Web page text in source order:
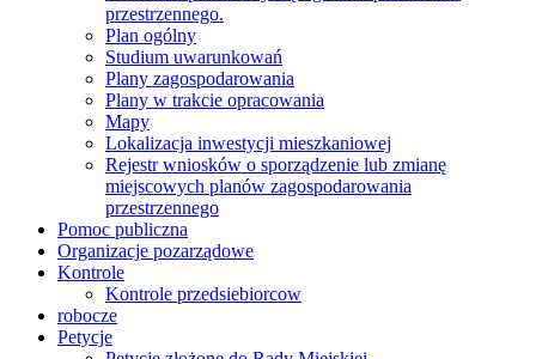
przestrzennego.
Plan ogólny
Studium uwarunkowań
Plany zagospodarowania
Plany w trakcie opracowania
Mapy
Lokalizacja inwestycji mieszkaniowej
Rejestr wniosków o sporządzenie lub zmianę
miejscowych planów zagospodarowania
przestrzennego
Pomoc publiczna
Organizacje pozarządowe
Kontrole
Kontrole przedsiebiorcow
robocze
Petycje